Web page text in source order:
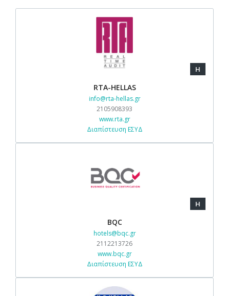
H
RTA-HELLAS
info@rta-hellas.gr
2105908393
www.rta.gr
Διαπίστευση ΕΣΥΔ
H
BQC
hotels@bqc.gr
2112213726
www.bqc.gr
Διαπίστευση ΕΣΥΔ